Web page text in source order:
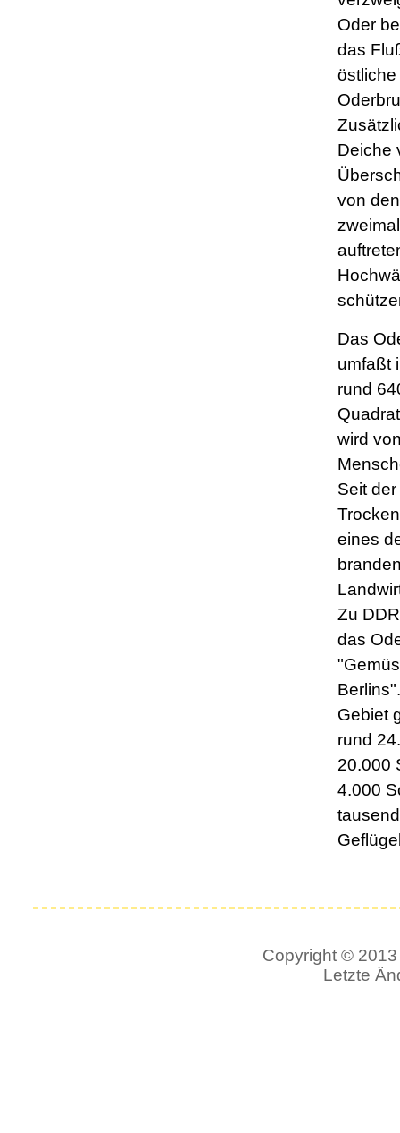
Oder
das
Deiche
von
Das
umfaßt
rund
wird
Seit der
eines
Zu
das
Gebiet
rund
20.000
4.000
Copyright ©
Letzte